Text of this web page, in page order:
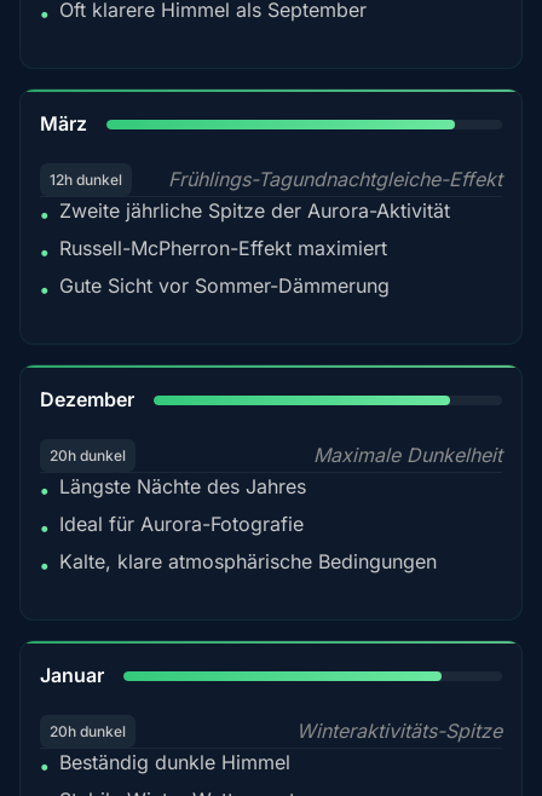
• Oft klarere Himmel als September
März
12h dunkel
Frühlings-Tagundnachtgleiche-Effekt
• Zweite jährliche Spitze der Aurora-Aktivität
• Russell-McPherron-Effekt maximiert
• Gute Sicht vor Sommer-Dämmerung
Dezember
20h dunkel
Maximale Dunkelheit
• Längste Nächte des Jahres
• Ideal für Aurora-Fotografie
• Kalte, klare atmosphärische Bedingungen
Januar
20h dunkel
Winteraktivitäts-Spitze
• Beständig dunkle Himmel